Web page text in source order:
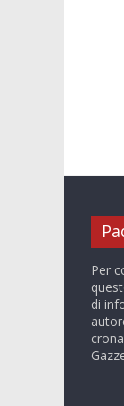
Per
di